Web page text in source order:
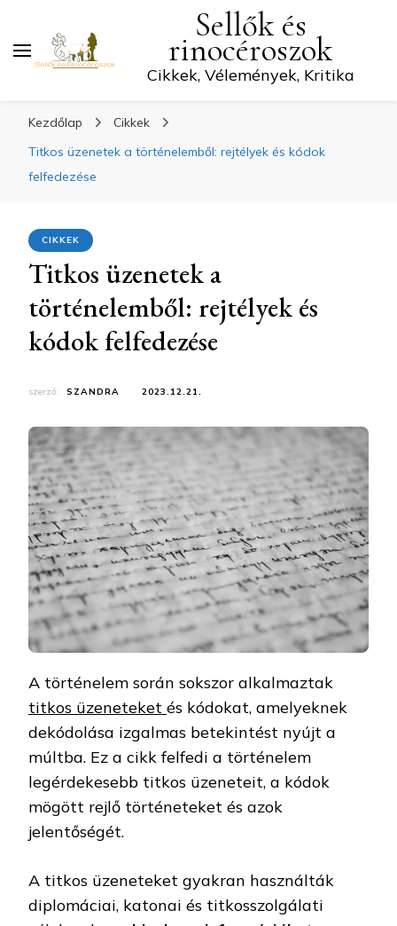
Sellők és
rinocéroszok
Cikkek, Vélemények, Kritika
Kezdőlap
Cikkek
Titkos üzenetek a történelemből: rejtélyek és kódok
felfedezése
CIKKEK
Titkos üzenetek a
történelemből: rejtélyek és
kódok felfedezése
szerző: SZANDRA 2023.12.21.
A történelem során sokszor alkalmaztak
titkos üzeneteket és kódokat, amelyeknek
dekódolása izgalmas betekintést nyújt a
múltba. Ez a cikk felfedi a történelem
legérdekesebb titkos üzeneteit, a kódok
mögött rejlő történeteket és azok
jelentőségét.
A titkos üzeneteket gyakran használták
diplomáciai, katonai és titkosszolgálati